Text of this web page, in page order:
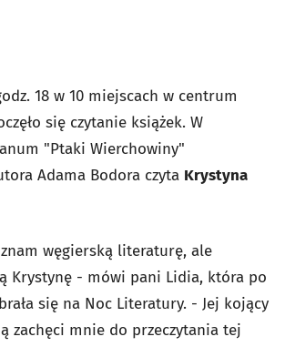
18 w 10 miejscach w centrum
się czytanie książek. W
"Ptaki Wierchowiny"
Adama Bodora czyta Krystyna
węgierską literaturę, ale
Krystynę - mówi pani Lidia, która po
się na Noc Literatury. - Jej kojący
zachęci mnie do przeczytania tej